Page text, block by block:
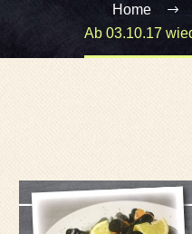
Home
Ab 03.10.17